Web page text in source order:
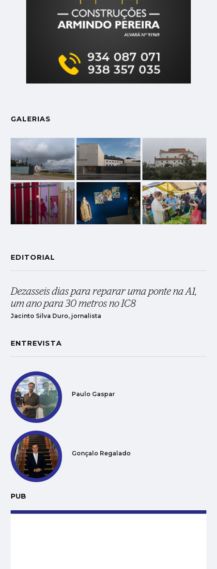
GALERIAS
EDITORIAL
Dezasseis dias para reparar uma ponte na A1,
um ano para 30 metros no IC8
Jacinto Silva Duro, jornalista
ENTREVISTA
Paulo Gaspar
Gonçalo Regalado
PUB